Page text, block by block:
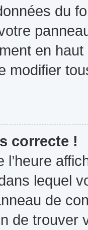
du
en
modifier
correcte !
l’heure
lequel
de
de trouver